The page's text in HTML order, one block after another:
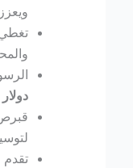
تغطي
تقدم